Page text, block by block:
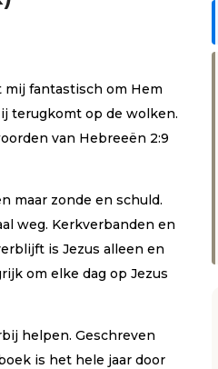
fantastisch om Hem
terugkomt op de wolken.
van Hebreeën 2:9
maar zonde en schuld.
weg. Kerkverbanden en
is Jezus alleen en
om elke dag op Jezus
helpen. Geschreven
is het hele jaar door